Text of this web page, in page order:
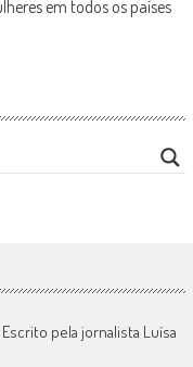
em todos os países
pela jornalista Luísa